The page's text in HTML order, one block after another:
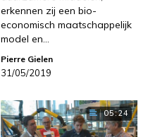
erkennen zij een bio-
economisch maatschappelijk
model en…
Pierre Gielen
31/05/2019
05:24